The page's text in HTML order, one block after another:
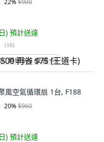
22%$900
) 預計送達
(16)
再省 $75 (王道卡)
風空氣循環扇 1台, F188
20%$960
) 預計送達